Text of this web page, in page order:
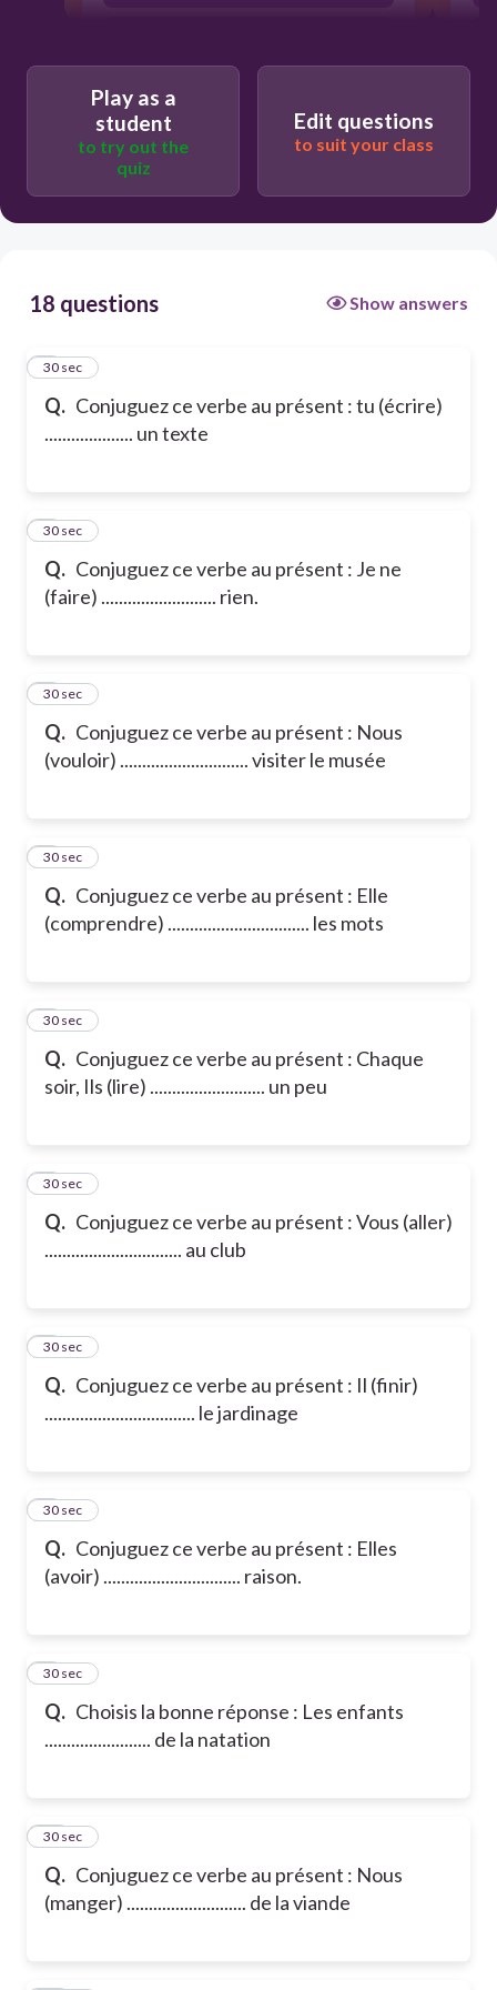
Play as a
student
to try out the
quiz
Edit questions
to suit your class
18 questions Show answers
Q. Conjuguez ce verbe au présent : tu (écrire)
.................... un texte
1
30 sec
Q. Conjuguez ce verbe au présent : Je ne
(faire) .......................... rien.
2
30 sec
Q. Conjuguez ce verbe au présent : Nous
(vouloir) ............................. visiter le musée
3
30 sec
Q. Conjuguez ce verbe au présent : Elle
(comprendre) ................................ les mots
4
30 sec
Q. Conjuguez ce verbe au présent : Chaque
soir, Ils (lire) .......................... un peu
5
30 sec
Q. Conjuguez ce verbe au présent : Vous (aller)
............................... au club
6
30 sec
Q. Conjuguez ce verbe au présent : Il (finir)
.................................. le jardinage
7
30 sec
Q. Conjuguez ce verbe au présent : Elles
(avoir) ............................... raison.
8
30 sec
Q. Choisis la bonne réponse : Les enfants
........................ de la natation
9
30 sec
Q. Conjuguez ce verbe au présent : Nous
(manger) ........................... de la viande
10
30 sec